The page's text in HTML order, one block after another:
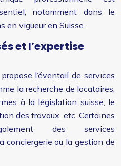
notamment dans le
en vigueur en Suisse.
et l’expertise
l’éventail de services
la recherche de locataires,
à la législation suisse, le
des travaux, etc. Certaines
des services
conciergerie ou la gestion de